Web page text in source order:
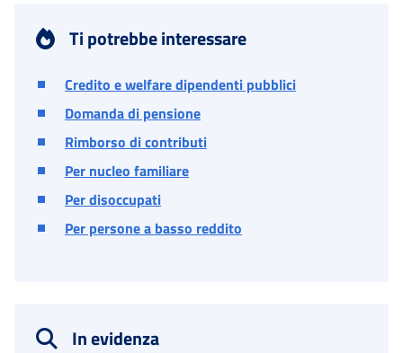
Ti potrebbe interessare
Credito e welfare dipendenti pubblici
Domanda di pensione
Rimborso di contributi
Per nucleo familiare
Per disoccupati
Per persone a basso reddito
In evidenza